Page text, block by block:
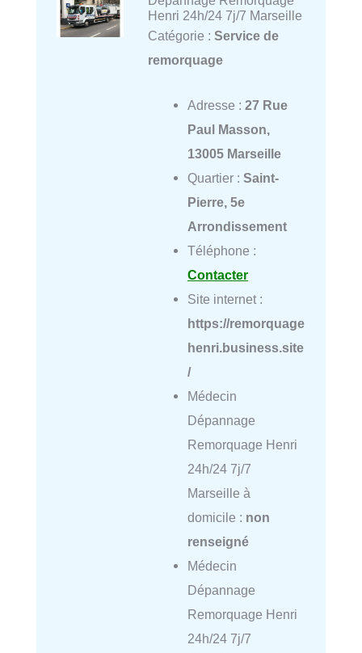
Henri 24h/24 7j/7 Marseille
Catégorie : Service de
remorquage
Adresse : 27 Rue
Paul Masson,
13005 Marseille
Quartier : Saint-
Pierre, 5e
Arrondissement
Téléphone :
Contacter
Site internet :
https://remorquage
henri.business.site
/
Médecin
Dépannage
Remorquage Henri
24h/24 7j/7
Marseille à
domicile : non
renseigné
Médecin
Dépannage
Remorquage Henri
24h/24 7j/7